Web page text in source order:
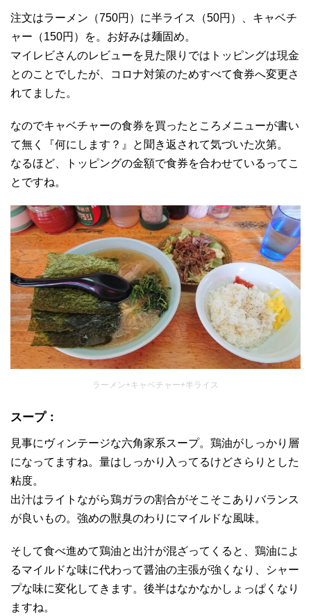
注文はラーメン（750円）に半ライス（50円）、キャベチ
ャー（150円）を。お好みは麺固め。
マイレビさんのレビューを見た限りではトッピングは現金
とのことでしたが、コロナ対策のためすべて食券へ変更さ
れてました。
なのでキャベチャーの食券を買ったところメニューが書い
て無く『何にします？』と聞き返されて気づいた次第。
なるほど、トッピングの金額で食券を合わせているってこ
とですね。
ラーメン+キャベチャー+半ライス
スープ：
見事にヴィンテージな六角家系スープ。鶏油がしっかり層
になってますね。量はしっかり入ってるけどさらりとした
粘度。
出汁はライトながら鶏ガラの割合がそこそこありバランス
が良いもの。強めの獣臭のわりにマイルドな風味。
そして食べ進めて鶏油と出汁が混ざってくると、鶏油によ
るマイルドな味に代わって醤油の主張が強くなり、シャー
プな味に変化してきます。後半はなかなかしょっぱくなり
ますね。